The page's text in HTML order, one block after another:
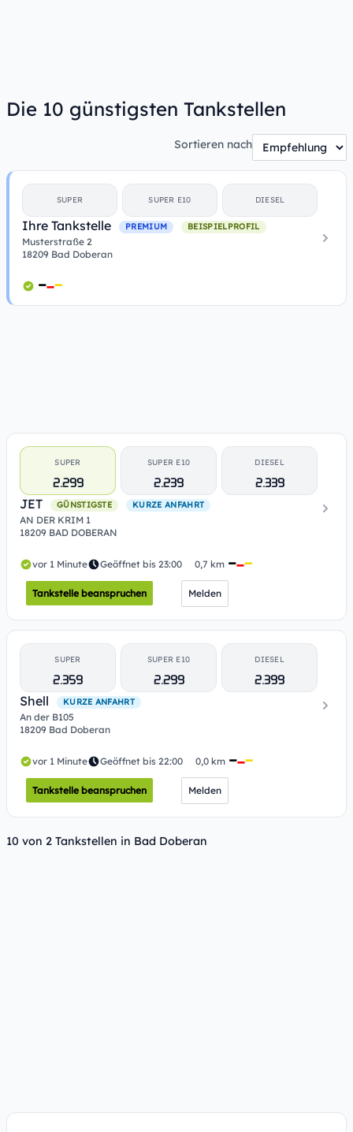
Die 10 günstigsten Tankstellen
Sortieren nach
SUPER SUPER E10 DIESEL
Ihre Tankstelle PREMIUM BEISPIELPROFIL
Musterstraße 2
18209 Bad Doberan
SUPER
2.299
SUPER E10
2.239
DIESEL
2.339
JET
GÜNSTIGSTE KURZE ANFAHRT
AN DER KRIM 1
18209 BAD DOBERAN
vor 1 Minute Geöffnet bis 23:00 0,7 km
Tankstelle beanspruchen Melden
SUPER
2.359
SUPER E10
2.299
DIESEL
2.399
Shell
KURZE ANFAHRT
An der B105
18209 Bad Doberan
vor 1 Minute Geöffnet bis 22:00 0,0 km
Tankstelle beanspruchen Melden
10 von 2 Tankstellen in Bad Doberan